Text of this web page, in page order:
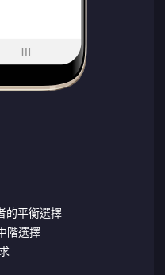
平衡選擇
階選擇